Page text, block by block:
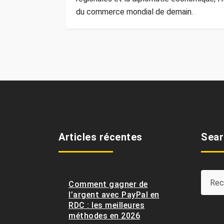
du commerce mondial de demain.
Articles récentes
Comment gagner de
l’argent avec PayPal en
RDC : les meilleures
méthodes en 2026